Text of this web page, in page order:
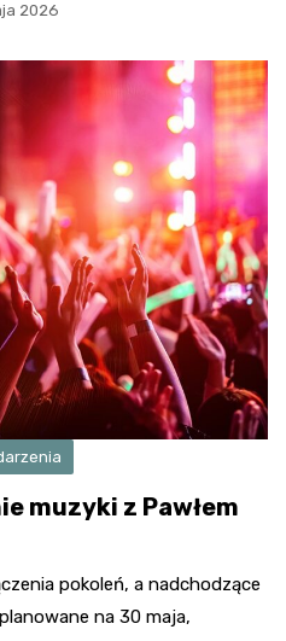
2026
muzyki z Pawłem
pokoleń, a nadchodzące
na 30 maja,